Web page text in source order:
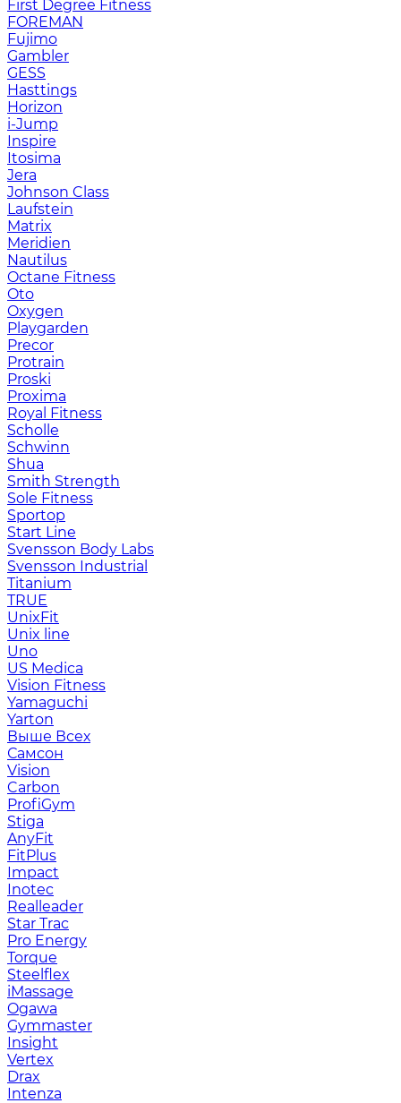
First Degree Fitness
FOREMAN
Fujimo
Gambler
GESS
Hasttings
Horizon
i-Jump
Inspire
Itosima
Jera
Johnson Class
Laufstein
Matrix
Meridien
Nautilus
Octane Fitness
Oto
Oxygen
Playgarden
Precor
Protrain
Proski
Proxima
Royal Fitness
Scholle
Schwinn
Shua
Smith Strength
Sole Fitness
Sportop
Start Line
Svensson Body Labs
Svensson Industrial
Titanium
TRUE
UnixFit
Unix line
Uno
US Medica
Vision Fitness
Yamaguchi
Yarton
Выше Всех
Самсон
Vision
Carbon
ProfiGym
Stiga
AnyFit
FitPlus
Impact
Inotec
Realleader
Star Trac
Pro Energy
Torque
Steelflex
iMassage
Ogawa
Gymmaster
Insight
Vertex
Drax
Intenza